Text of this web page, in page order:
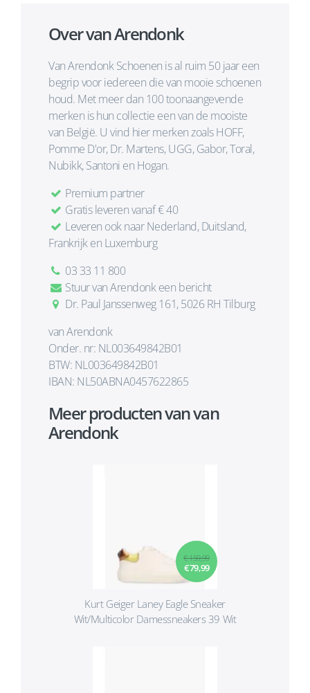
Over van Arendonk
Van Arendonk Schoenen is al ruim 50 jaar een
begrip voor iedereen die van mooie schoenen
houd. Met meer dan 100 toonaangevende
merken is hun collectie een van de mooiste
van België. U vind hier merken zoals HOFF,
Pomme D'or, Dr. Martens, UGG, Gabor, Toral,
Nubikk, Santoni en Hogan.
Premium partner
Gratis leveren vanaf € 40
Leveren ook naar Nederland, Duitsland,
Frankrijk en Luxemburg
03 33 11 800
Stuur van Arendonk een bericht
Dr. Paul Janssenweg 161, 5026 RH Tilburg
van Arendonk
Onder. nr: NL003649842B01
BTW: NL003649842B01
IBAN: NL50ABNA0457622865
Meer producten van van
Arendonk
€ 159,99
€ 79,99
Kurt Geiger Laney Eagle Sneaker
Wit/Multicolor Damessneakers 39 Wit